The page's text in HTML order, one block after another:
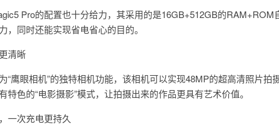
Pro的配置也十分给力，其采用的是16GB+512GB的RAM+ROM
，同时还能实现省电省心的目的。
清晰
“鹰眼相机”的独特相机功能，该相机可以实现48MP的超高清照片拍
特色的“电影摄影”模式，让拍摄出来的作品更具有艺术价值。
一次充电更持久